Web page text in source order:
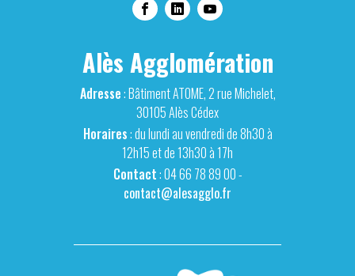
Alès Agglomération
Adresse: Bâtiment ATOME, 2 rue Michelet,
30105 Alès Cédex
Horaires: du lundi au vendredi de 8h30 à
12h15 et de 13h30 à 17h
Contact: 04 66 78 89 00 -
contact@alesagglo.fr